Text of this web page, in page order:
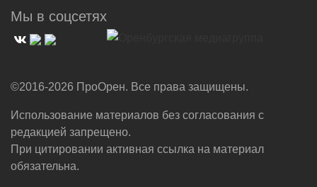
Мы в соцсетях
©2016-2026 ПроОрен. Все права защищены.
Использование материалов без согласования с
редакцией запрещено.
При цитировании активная ссылка на материал
обязательна.